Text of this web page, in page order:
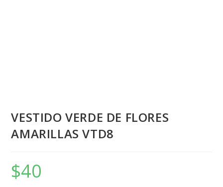
VESTIDO VERDE DE FLORES
AMARILLAS VTD8
$40